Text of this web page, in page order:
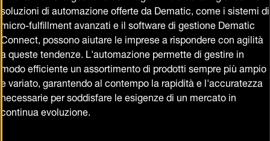
soluzioni di automazione offerte da Dematic, come i sistemi di
micro-fulfillment avanzati e il software di gestione Dematic
Connect, possono aiutare le imprese a rispondere con agilità
a queste tendenze. L'automazione permette di gestire in
modo efficiente un assortimento di prodotti sempre più ampio
e variato, garantendo al contempo la rapidità e l'accuratezza
necessarie per soddisfare le esigenze di un mercato in
continua evoluzione.